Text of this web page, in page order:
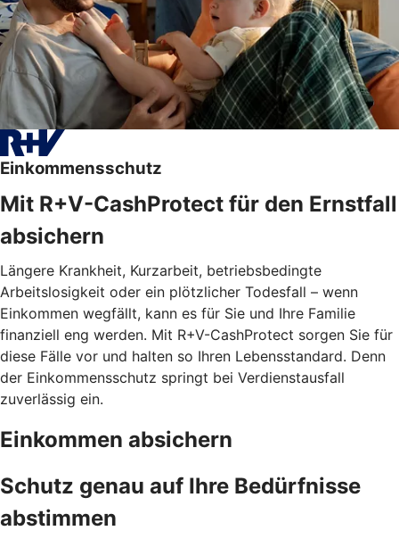
Einkommensschutz
Mit R+V-CashProtect für den Ernstfall
absichern
Längere Krankheit, Kurzarbeit, betriebsbedingte
Arbeitslosigkeit oder ein plötzlicher Todesfall – wenn
Einkommen wegfällt, kann es für Sie und Ihre Familie
finanziell eng werden. Mit R+V-CashProtect sorgen Sie für
diese Fälle vor und halten so Ihren Lebensstandard. Denn
der Einkommensschutz springt bei Verdienstausfall
zuverlässig ein.
Einkommen absichern
Schutz genau auf Ihre Bedürfnisse
abstimmen